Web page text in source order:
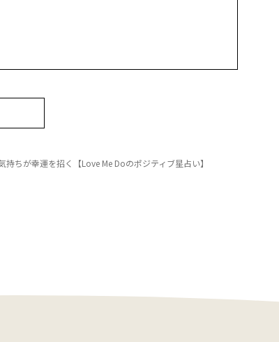
ちが幸運を招く【Love Me Doのポジティブ星占い】